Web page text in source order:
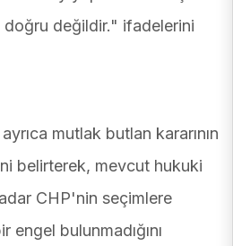
doğru değildir." ifadelerini
mutlak butlan kararının
belirterek, mevcut hukuki
CHP'nin seçimlere
engel bulunmadığını